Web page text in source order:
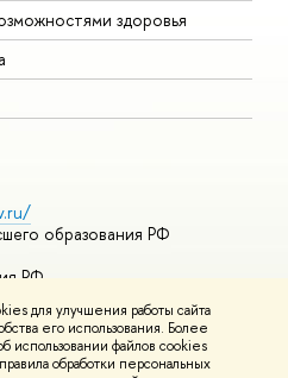
для улучшения работы сайта
его использования. Более
использовании файлов cookies
обработки персональных
здоровья
образования РФ
РФ
курсы